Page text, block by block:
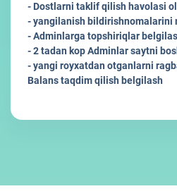
- Dostlarni taklif qilish havolasi
- yangilanish bildirishnomalarini
- Adminlarga topshiriqlar
- 2 tadan kop Adminlar saytni
- yangi royxatdan otganlarni
Balans taqdim qilish belgilash